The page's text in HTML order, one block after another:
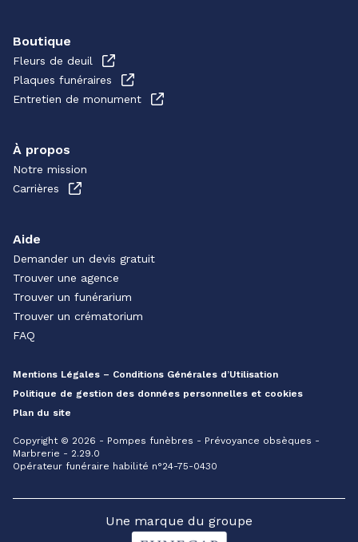
Boutique
Fleurs de deuil
Plaques funéraires
Entretien de monument
À propos
Notre mission
Carrières
Aide
Demander un devis gratuit
Trouver une agence
Trouver un funérarium
Trouver un crématorium
FAQ
Mentions Légales – Conditions Générales d’Utilisation
Politique de gestion des données personnelles et cookies
Plan du site
Copyright © 2026 - Pompes funèbres - Prévoyance obsèques -
Marbrerie - 2.29.0
Opérateur funéraire habilité n°24-75-0430
Une marque du groupe